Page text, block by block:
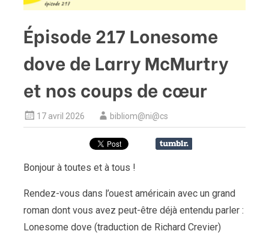
Épisode 217 Lonesome
dove de Larry McMurtry
et nos coups de cœur
17 avril 2026 bibliom@ni@cs
Bonjour à toutes et à tous !
Rendez-vous dans l’ouest américain avec un grand
roman dont vous avez peut-être déjà entendu parler :
Lonesome dove (traduction de Richard Crevier)